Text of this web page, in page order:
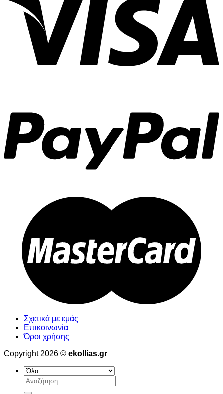
Σχετικά με εμάς
Επικοινωνία
Όροι χρήσης
Copyright 2026 © ekollias.gr
Αναζήτηση
για: